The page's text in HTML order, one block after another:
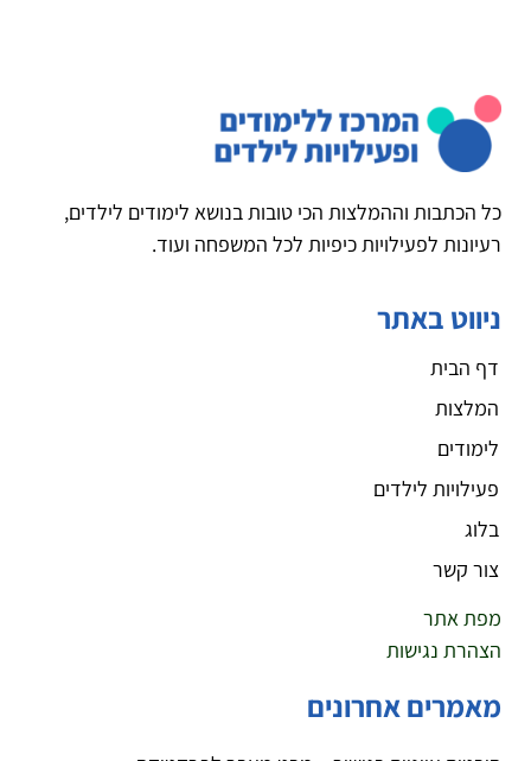
כל הכתבות וההמלצות הכי טובות בנושא לימודים לילדים,
רעיונות לפעילויות כיפיות לכל המשפחה ועוד.
ניווט באתר
דף הבית
המלצות
לימודים
פעילויות לילדים
בלוג
צור קשר
מפת אתר
הצהרת נגישות
מאמרים אחרונים